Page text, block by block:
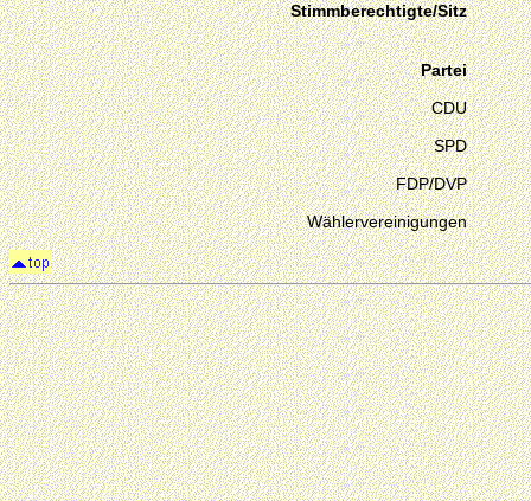
Stimmberechtigte/Sitz
Partei
CDU
SPD
FDP/DVP
Wählervereinigungen